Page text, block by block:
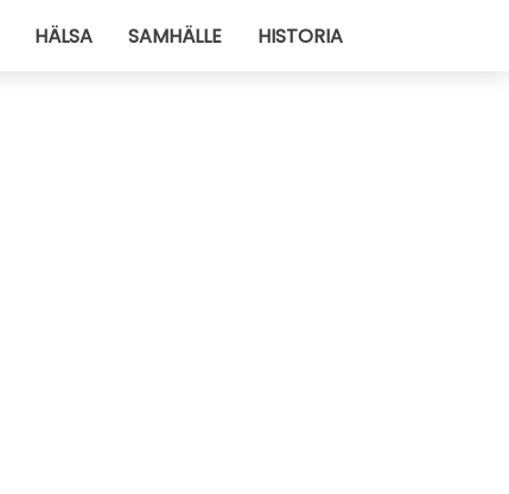
HÄLSA SAMHÄLLE HISTORIA